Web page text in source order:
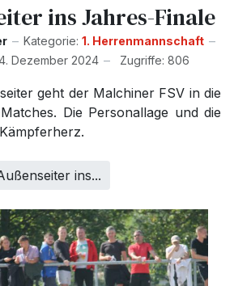
ins Jahres-Finale
Kategorie: 1. Herrenmannschaft
Dezember 2024
Zugriffe: 806
geht der Malchiner FSV in die
Die Personallage und die
ins...